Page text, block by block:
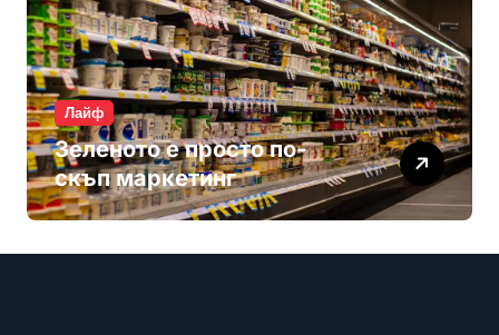
Лайф
Зеленото е просто по-
скъп маркетинг